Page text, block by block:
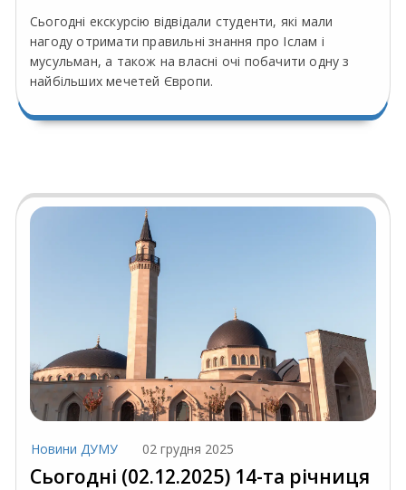
Сьогодні екскурсію відвідали студенти, які мали
нагоду отримати правильні знання про Іслам і
мусульман, а також на власні очі побачити одну з
найбільших мечетей Європи.
Новини ДУМУ 02 грудня 2025
Сьогодні (02.12.2025) 14-та річниця